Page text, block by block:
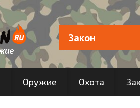
Закон
Оружие Охота